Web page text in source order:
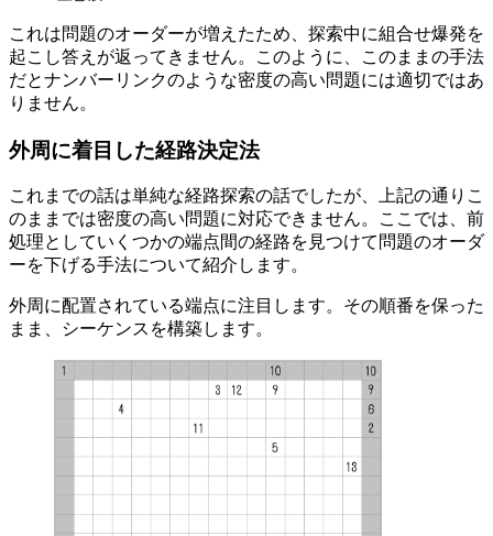
これは問題のオーダーが増えたため、探索中に組合せ爆発を
起こし答えが返ってきません。このように、このままの手法
だとナンバーリンクのような密度の高い問題には適切ではあ
りません。
外周に着目した経路決定法
これまでの話は単純な経路探索の話でしたが、上記の通りこ
のままでは密度の高い問題に対応できません。ここでは、前
処理としていくつかの端点間の経路を見つけて問題のオーダ
ーを下げる手法について紹介します。
外周に配置されている端点に注目します。その順番を保った
まま、シーケンスを構築します。